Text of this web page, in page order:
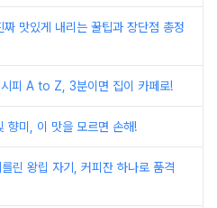
짜 맛있게 내리는 꿀팁과 장단점 총정
시피 A to Z, 3분이면 집이 카페로!
향미, 이 맛을 모르면 손해!
린 왕립 자기, 커피잔 하나로 품격